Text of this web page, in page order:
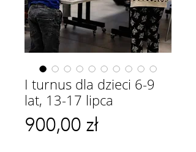
I turnus dla dzieci 6-9
lat, 13-17 lipca
900,00 złCena